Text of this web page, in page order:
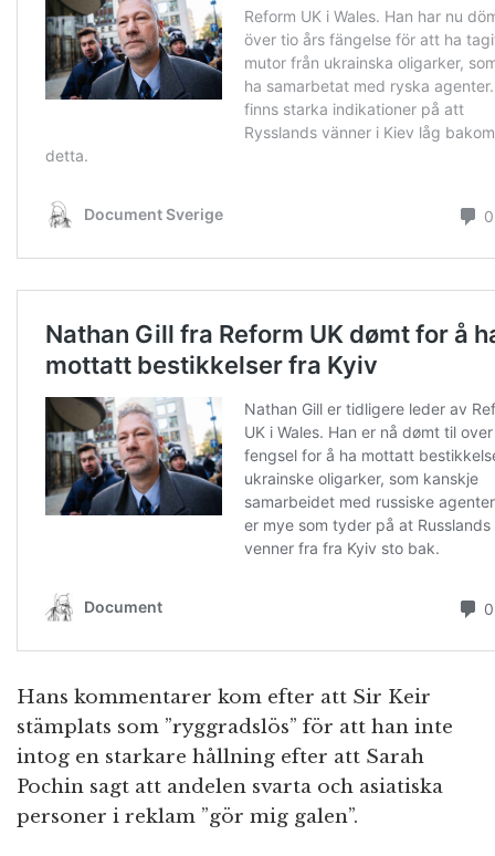
Hans kommentarer kom efter att Sir Keir
stämplats som ”ryggradslös” för att han inte
intog en starkare hållning efter att Sarah
Pochin sagt att andelen svarta och asiatiska
personer i reklam ”gör mig galen”.